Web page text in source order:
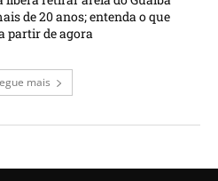
de 20 anos; entenda o que
partir de agora
mais